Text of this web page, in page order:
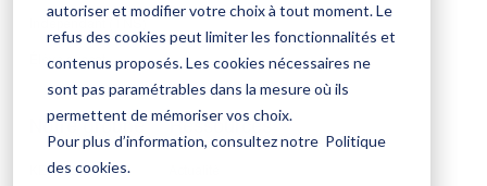
autoriser et modifier votre choix à tout moment. Le
refus des cookies peut limiter les fonctionnalités et
contenus proposés. Les cookies nécessaires ne
sont pas paramétrables dans la mesure où ils
permettent de mémoriser vos choix.
Pour plus d’information, consultez notre Politique
des cookies.
Élève avocat
Tiers déclarant
Notre groupe
KERIALIS
Ressources